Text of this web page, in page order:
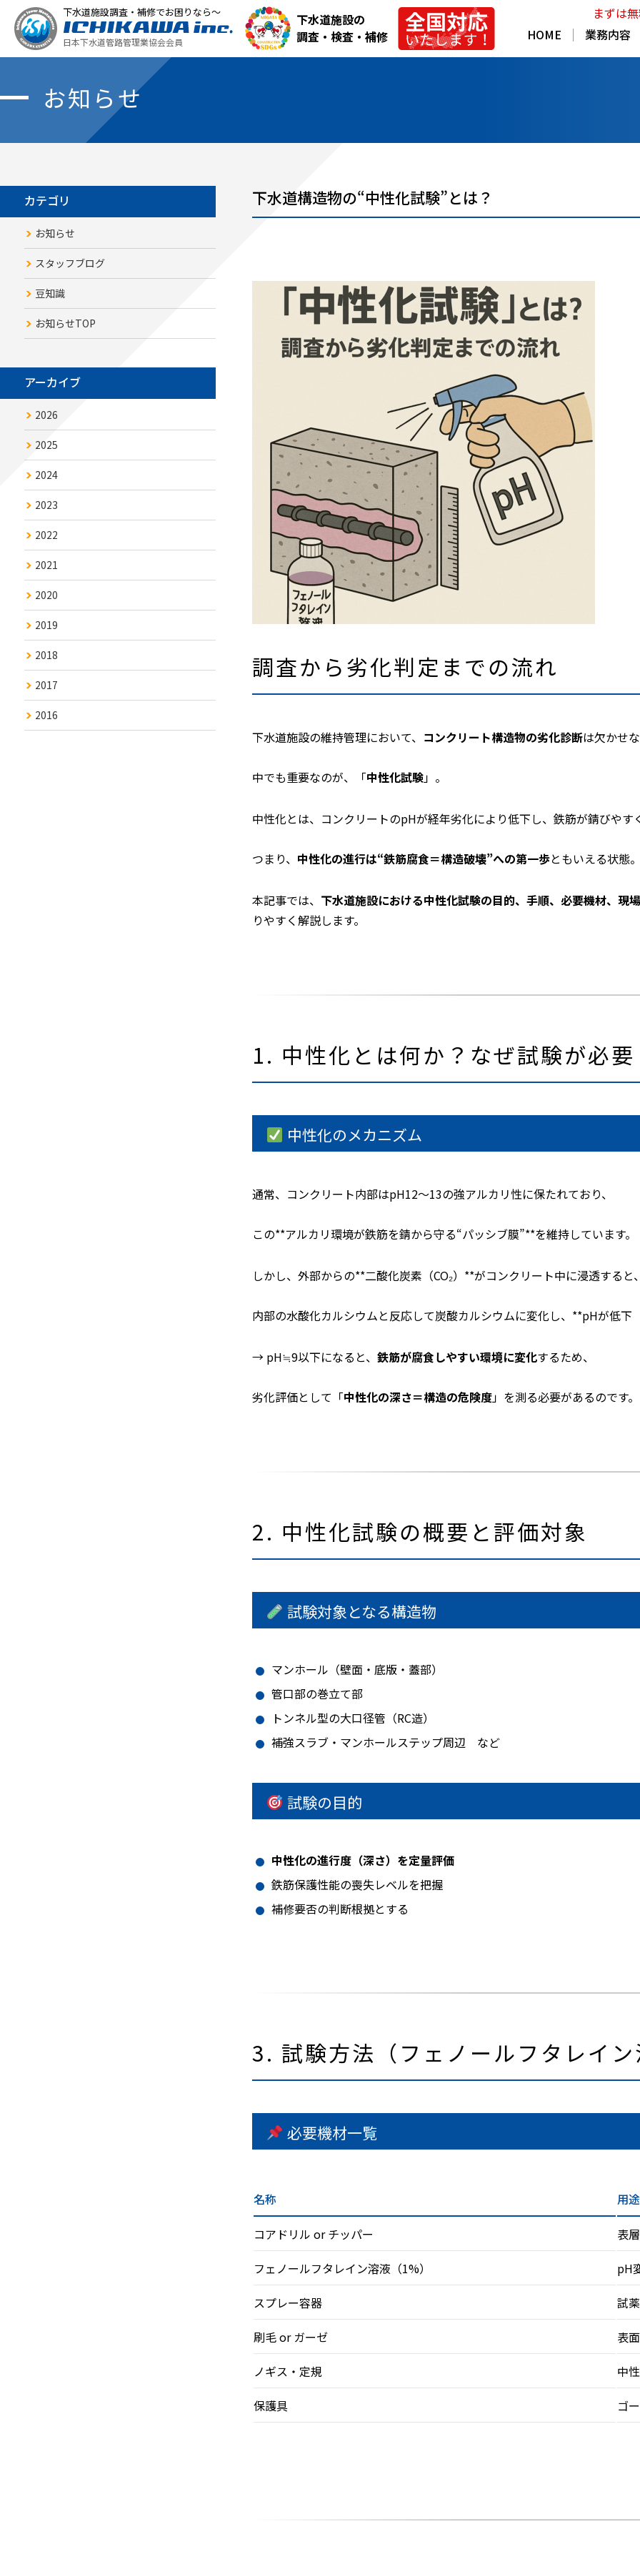
下水道施設調査・補修でお困りなら～
日本下水道管路管理業協会会員
下水道施設の
調査・検査・補修
まずは
HOME
業務内容
お知らせ
下水道構造物の“中性化試験”とは？
調査から劣化判定までの流れ
下水道施設の維持管理において、 コンクリート構造物の劣化診断は欠かせ
中でも重要なのが、「中性化試験」。
中性化とは、コンクリートのpHが経年劣化により低下し、鉄筋が錆びやす
つまり、 中性化の進行は“鉄筋腐食＝構造破壊”への第一歩ともいえる状態
本記事では、 下水道施設における中性化試験の目的、手順、必要機材、現
りやすく解説します。
1. 中性化とは何か？なぜ試験が必
中性化のメカニズム
通常、コンクリート内部はpH12〜13の強アルカリ性に保たれており、
この**アルカリ環境が鉄筋を錆から守る“パッシブ膜”**を維持しています。
しかし、外部からの**二酸化炭素（CO₂）**がコンクリート中に浸透すると
内部の水酸化カルシウムと反応して炭酸カルシウムに変化し、**pHが低下
→ pH≒9以下になると、 鉄筋が腐食しやすい環境に変化するため、
劣化評価として「中性化の深さ＝構造の危険度」を測る必要があるのです。
2. 中性化試験の概要と評価対象
試験対象となる構造物
マンホール（壁面・底版・蓋部）
管口部の巻立て部
トンネル型の大口径管（RC造）
補強スラブ・マンホールステップ周辺 など
試験の目的
中性化の進行度（深さ）を定量評価
鉄筋保護性能の喪失レベルを把握
補修要否の判断根拠とする
3. 試験方法（フェノールフタレイ
必要機材一覧
名称 用途
コアドリル or チッパー
表
フェノールフタレイン溶液（1%）
pH
スプレー容器
試
刷毛 or ガーゼ
表
ノギス・定規
中
保護具
ゴ
カテゴリ
お知らせ
スタッフブログ
豆知識
お知らせTOP
アーカイブ
2026
2025
2024
2023
2022
2021
2020
2019
2018
2017
2016